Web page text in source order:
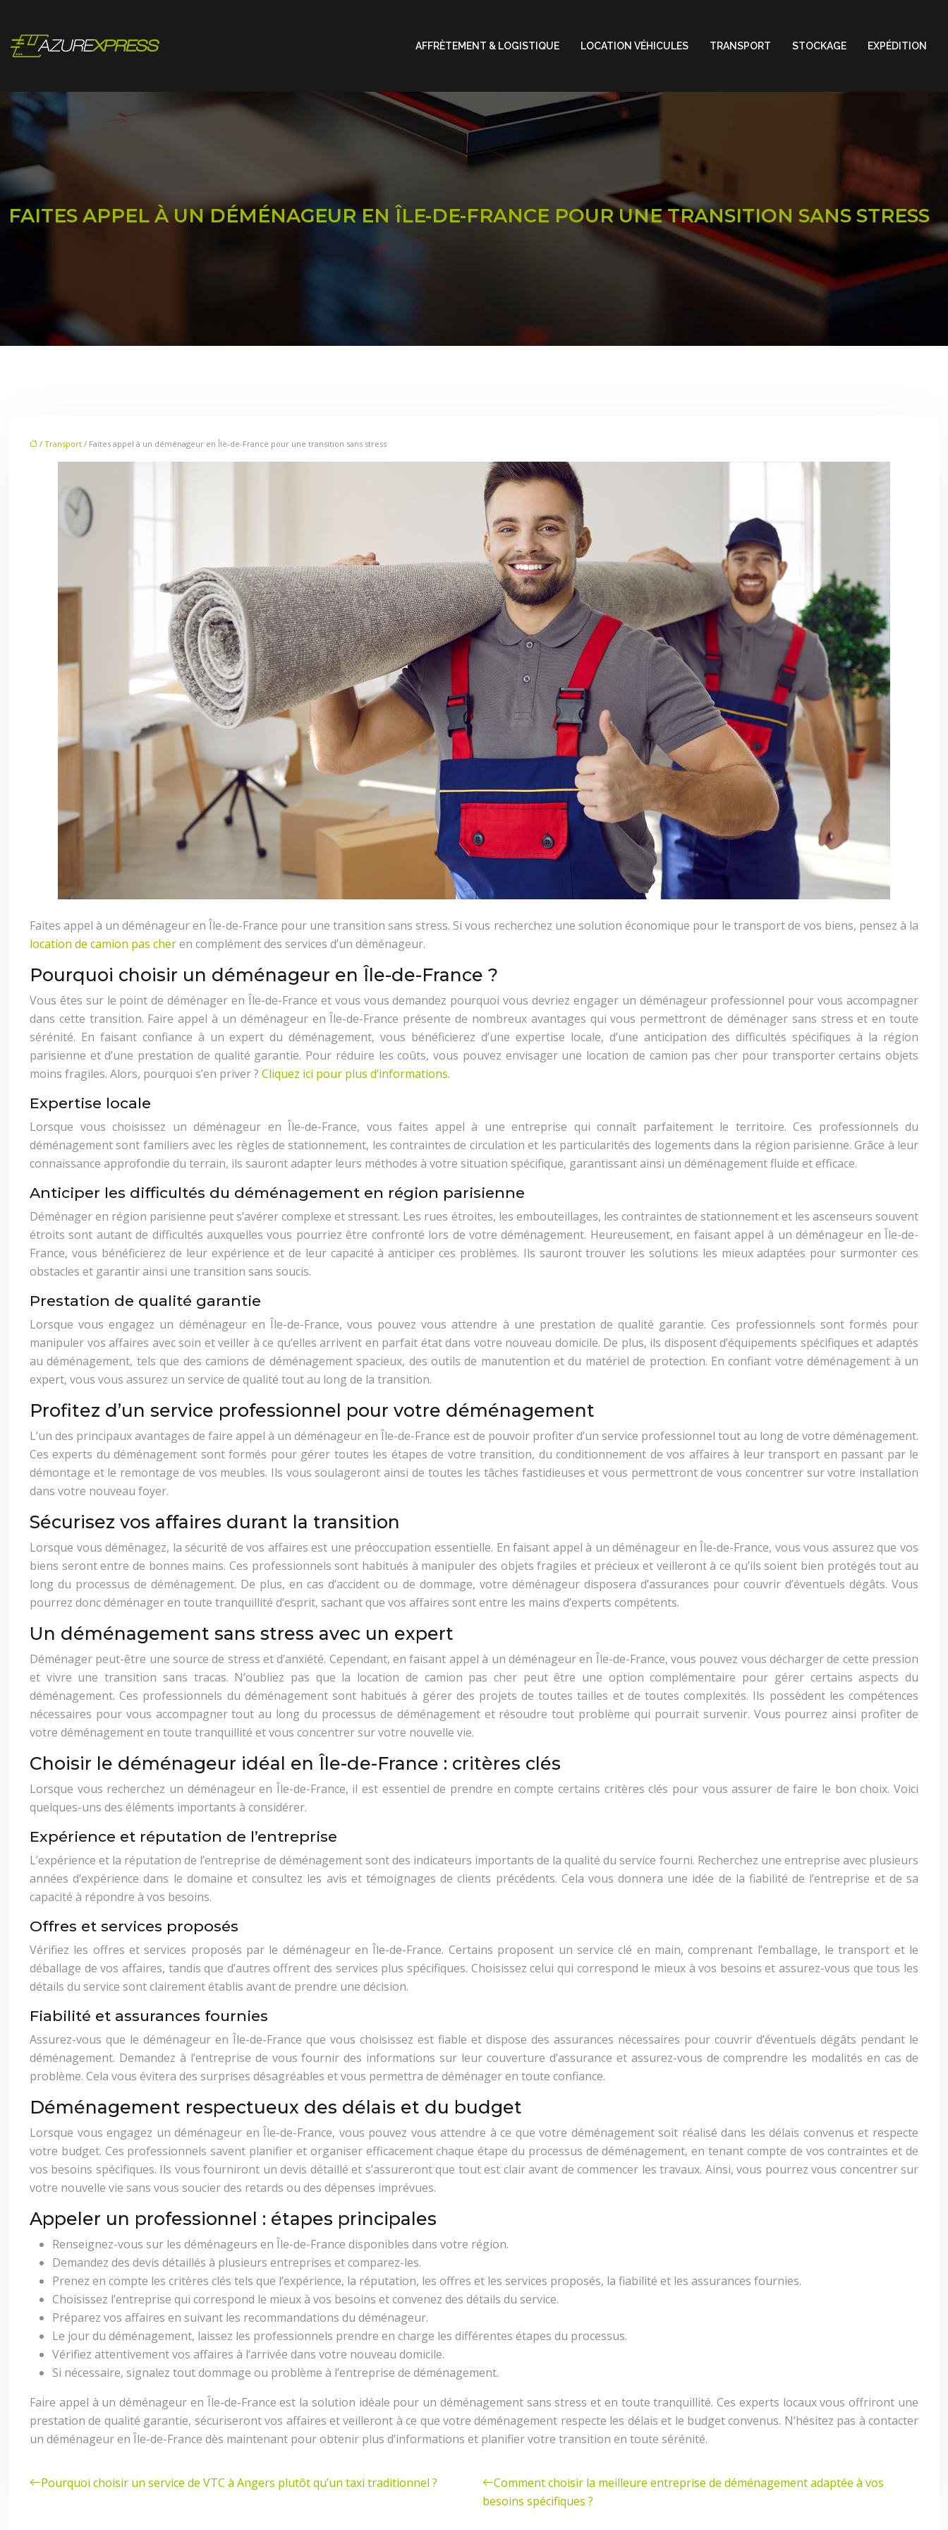
AFFRÈTEMENT & LOGISTIQUE LOCATION VÉHICULES TRANSPORT STOCKAGE EXPÉDITION
FAITES APPEL À UN DÉMÉNAGEUR EN ÎLE-DE-FRANCE POUR UNE TRANSITION SANS STRESS
/ Transport / Faites appel à un déménageur en Île-de-France pour une transition sans stress
Faites appel à un déménageur en Île-de-France pour une transition sans stress. Si vous recherchez une solution économique pour le transport de vos biens, pensez à la
location de camion pas cheren complément des services d’un déménageur.
Pourquoi choisir un déménageur en Île-de-France ?
Vous êtes sur le point de déménager en Île-de-France et vous vous demandez pourquoi vous devriez engager un déménageur professionnel pour vous accompagner
dans cette transition. Faire appel à un déménageur en Île-de-France présente de nombreux avantages qui vous permettront de déménager sans stress et en toute
sérénité. En faisant confiance à un expert du déménagement, vous bénéficierez d’une expertise locale, d’une anticipation des difficultés spécifiques à la région
parisienne et d’une prestation de qualité garantie. Pour réduire les coûts, vous pouvez envisager une location de camion pas cher pour transporter certains objets
moins fragiles. Alors, pourquoi s’en priver ? Cliquez ici pour plus d’informations.
Expertise locale
Lorsque vous choisissez un déménageur en Île-de-France, vous faites appel à une entreprise qui connaît parfaitement le territoire. Ces professionnels du
déménagement sont familiers avec les règles de stationnement, les contraintes de circulation et les particularités des logements dans la région parisienne. Grâce à leur
connaissance approfondie du terrain, ils sauront adapter leurs méthodes à votre situation spécifique, garantissant ainsi un déménagement fluide et efficace.
Anticiper les difficultés du déménagement en région parisienne
Déménager en région parisienne peut s’avérer complexe et stressant. Les rues étroites, les embouteillages, les contraintes de stationnement et les ascenseurs souvent
étroits sont autant de difficultés auxquelles vous pourriez être confronté lors de votre déménagement. Heureusement, en faisant appel à un déménageur en Île-de-
France, vous bénéficierez de leur expérience et de leur capacité à anticiper ces problèmes. Ils sauront trouver les solutions les mieux adaptées pour surmonter ces
obstacles et garantir ainsi une transition sans soucis.
Prestation de qualité garantie
Lorsque vous engagez un déménageur en Île-de-France, vous pouvez vous attendre à une prestation de qualité garantie. Ces professionnels sont formés pour
manipuler vos affaires avec soin et veiller à ce qu’elles arrivent en parfait état dans votre nouveau domicile. De plus, ils disposent d’équipements spécifiques et adaptés
au déménagement, tels que des camions de déménagement spacieux, des outils de manutention et du matériel de protection. En confiant votre déménagement à un
expert, vous vous assurez un service de qualité tout au long de la transition.
Profitez d’un service professionnel pour votre déménagement
L’un des principaux avantages de faire appel à un déménageur en Île-de-France est de pouvoir profiter d’un service professionnel tout au long de votre déménagement.
Ces experts du déménagement sont formés pour gérer toutes les étapes de votre transition, du conditionnement de vos affaires à leur transport en passant par le
démontage et le remontage de vos meubles. Ils vous soulageront ainsi de toutes les tâches fastidieuses et vous permettront de vous concentrer sur votre installation
dans votre nouveau foyer.
Sécurisez vos affaires durant la transition
Lorsque vous déménagez, la sécurité de vos affaires est une préoccupation essentielle. En faisant appel à un déménageur en Île-de-France, vous vous assurez que vos
biens seront entre de bonnes mains. Ces professionnels sont habitués à manipuler des objets fragiles et précieux et veilleront à ce qu’ils soient bien protégés tout au
long du processus de déménagement. De plus, en cas d’accident ou de dommage, votre déménageur disposera d’assurances pour couvrir d’éventuels dégâts. Vous
pourrez donc déménager en toute tranquillité d’esprit, sachant que vos affaires sont entre les mains d’experts compétents.
Un déménagement sans stress avec un expert
Déménager peut-être une source de stress et d’anxiété. Cependant, en faisant appel à un déménageur en Île-de-France, vous pouvez vous décharger de cette pression
et vivre une transition sans tracas. N’oubliez pas que la location de camion pas cher peut être une option complémentaire pour gérer certains aspects du
déménagement. Ces professionnels du déménagement sont habitués à gérer des projets de toutes tailles et de toutes complexités. Ils possèdent les compétences
nécessaires pour vous accompagner tout au long du processus de déménagement et résoudre tout problème qui pourrait survenir. Vous pourrez ainsi profiter de
votre déménagement en toute tranquillité et vous concentrer sur votre nouvelle vie.
Choisir le déménageur idéal en Île-de-France : critères clés
Lorsque vous recherchez un déménageur en Île-de-France, il est essentiel de prendre en compte certains critères clés pour vous assurer de faire le bon choix. Voici
quelques-uns des éléments importants à considérer.
Expérience et réputation de l’entreprise
L’expérience et la réputation de l’entreprise de déménagement sont des indicateurs importants de la qualité du service fourni. Recherchez une entreprise avec plusieurs
années d’expérience dans le domaine et consultez les avis et témoignages de clients précédents. Cela vous donnera une idée de la fiabilité de l’entreprise et de sa
capacité à répondre à vos besoins.
Offres et services proposés
Vérifiez les offres et services proposés par le déménageur en Île-de-France. Certains proposent un service clé en main, comprenant l’emballage, le transport et le
déballage de vos affaires, tandis que d’autres offrent des services plus spécifiques. Choisissez celui qui correspond le mieux à vos besoins et assurez-vous que tous les
détails du service sont clairement établis avant de prendre une décision.
Fiabilité et assurances fournies
Assurez-vous que le déménageur en Île-de-France que vous choisissez est fiable et dispose des assurances nécessaires pour couvrir d’éventuels dégâts pendant le
déménagement. Demandez à l’entreprise de vous fournir des informations sur leur couverture d’assurance et assurez-vous de comprendre les modalités en cas de
problème. Cela vous évitera des surprises désagréables et vous permettra de déménager en toute confiance.
Déménagement respectueux des délais et du budget
Lorsque vous engagez un déménageur en Île-de-France, vous pouvez vous attendre à ce que votre déménagement soit réalisé dans les délais convenus et respecte
votre budget. Ces professionnels savent planifier et organiser efficacement chaque étape du processus de déménagement, en tenant compte de vos contraintes et de
vos besoins spécifiques. Ils vous fourniront un devis détaillé et s’assureront que tout est clair avant de commencer les travaux. Ainsi, vous pourrez vous concentrer sur
votre nouvelle vie sans vous soucier des retards ou des dépenses imprévues.
Appeler un professionnel : étapes principales
Renseignez-vous sur les déménageurs en Île-de-France disponibles dans votre région.
Demandez des devis détaillés à plusieurs entreprises et comparez-les.
Prenez en compte les critères clés tels que l’expérience, la réputation, les offres et les services proposés, la fiabilité et les assurances fournies.
Choisissez l’entreprise qui correspond le mieux à vos besoins et convenez des détails du service.
Préparez vos affaires en suivant les recommandations du déménageur.
Le jour du déménagement, laissez les professionnels prendre en charge les différentes étapes du processus.
Vérifiez attentivement vos affaires à l’arrivée dans votre nouveau domicile.
Si nécessaire, signalez tout dommage ou problème à l’entreprise de déménagement.
Faire appel à un déménageur en Île-de-France est la solution idéale pour un déménagement sans stress et en toute tranquillité. Ces experts locaux vous offriront une
prestation de qualité garantie, sécuriseront vos affaires et veilleront à ce que votre déménagement respecte les délais et le budget convenus. N’hésitez pas à contacter
un déménageur en Île-de-France dès maintenant pour obtenir plus d’informations et planifier votre transition en toute sérénité.
Pourquoi choisir un service de VTC à Angers plutôt qu’un taxi traditionnel ?
Comment choisir la meilleure entreprise de déménagement adaptée à vos
besoins spécifiques ?